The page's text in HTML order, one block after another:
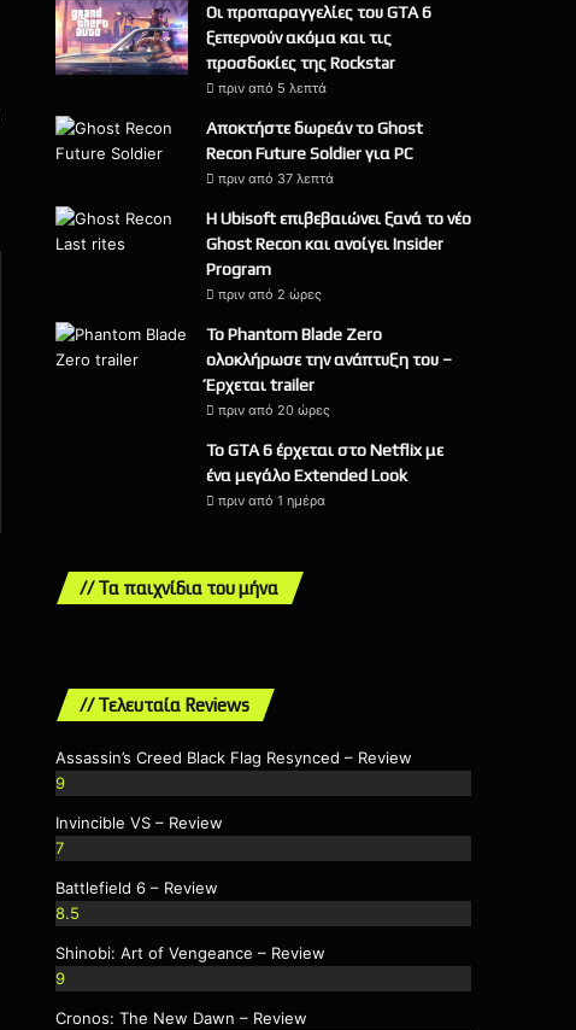
Οι προπαραγγελίες του GTA 6
ξεπερνούν ακόμα και τις
προσδοκίες της Rockstar
πριν από 5 λεπτά
Αποκτήστε δωρεάν το Ghost
Recon Future Soldier για PC
πριν από 37 λεπτά
Η Ubisoft επιβεβαιώνει ξανά το νέο
Ghost Recon και ανοίγει Insider
Program
πριν από 2 ώρες
Το Phantom Blade Zero
ολοκλήρωσε την ανάπτυξη του –
Έρχεται trailer
πριν από 20 ώρες
Το GTA 6 έρχεται στο Netflix με
ένα μεγάλο Extended Look
πριν από 1 ημέρα
// Τα παιχνίδια του μήνα
// Τελευταία Reviews
Assassin’s Creed Black Flag Resynced – Review
9
Invincible VS – Review
7
Battlefield 6 – Review
8.5
Shinobi: Art of Vengeance – Review
9
Cronos: The New Dawn – Review